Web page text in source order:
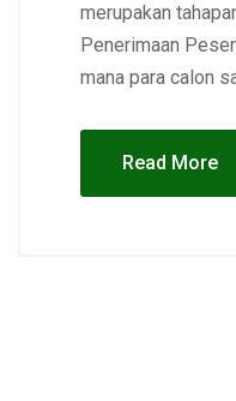
merupakan
Penerimaan
mana para calon
Read More